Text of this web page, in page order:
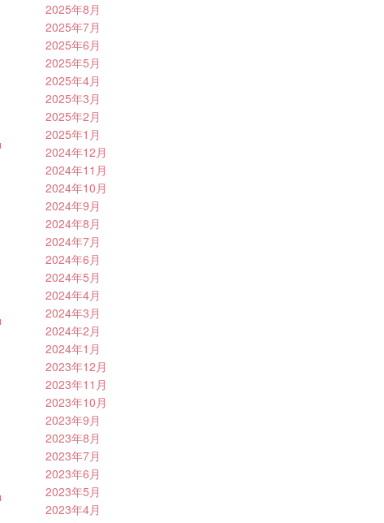
2025年8月
2025年7月
2025年6月
2025年5月
2025年4月
2025年3月
2025年2月
2025年1月
2024年12月
2024年11月
2024年10月
2024年9月
2024年8月
2024年7月
2024年6月
2024年5月
2024年4月
2024年3月
2024年2月
2024年1月
2023年12月
2023年11月
2023年10月
2023年9月
2023年8月
2023年7月
2023年6月
2023年5月
2023年4月